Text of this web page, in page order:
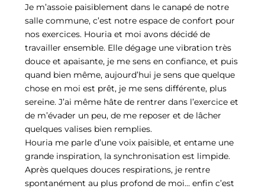
Je m’assoie paisiblement dans le canapé de notre
salle commune, c’est notre espace de confort pour
nos exercices. Houria et moi avons décidé de
travailler ensemble. Elle dégage une vibration très
douce et apaisante, je me sens en confiance, et puis
quand bien même, aujourd’hui je sens que quelque
chose en moi est prêt, je me sens différente, plus
sereine. J’ai même hâte de rentrer dans l’exercice et
de m’évader un peu, de me reposer et de lâcher
quelques valises bien remplies.
Houria me parle d’une voix paisible, et entame une
grande inspiration, la synchronisation est limpide.
Après quelques douces respirations, je rentre
spontanément au plus profond de moi… enfin c’est